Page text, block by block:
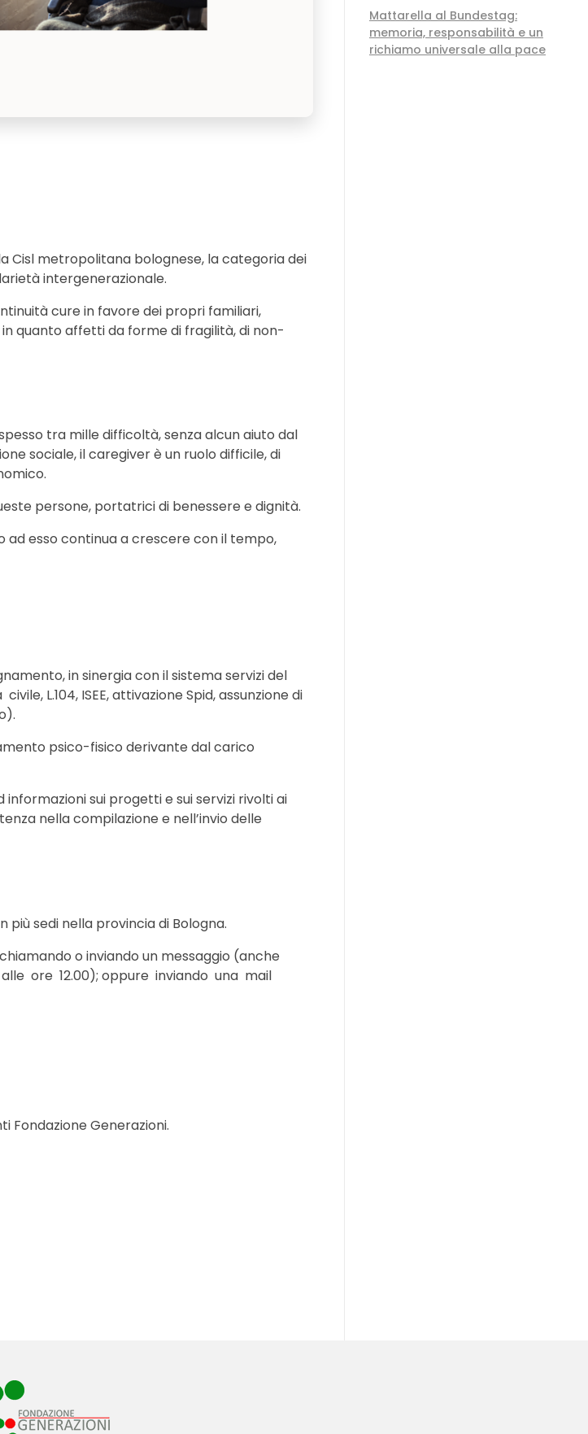
Cisl metropolitana bolognese, la categoria dei
intergenerazionale.
cure in favore dei propri familiari,
quanto affetti da forme di fragilità, di non-
tra mille difficoltà, senza alcun aiuto dal
sociale, il caregiver è un ruolo difficile, di
persone, portatrici di benessere e dignità.
ad esso continua a crescere con il tempo,
in sinergia con il sistema servizi del
L.104, ISEE, attivazione Spid, assunzione di
psico-fisico derivante dal carico
sui progetti e sui servizi rivolti ai
nella compilazione e nell’invio delle
sedi nella provincia di Bologna.
o inviando un messaggio (anche
ore 12.00); oppure inviando una mail
Fondazione Generazioni.
Mattarella al Bundestag:
memoria, responsabilità e un
richiamo universale alla pace